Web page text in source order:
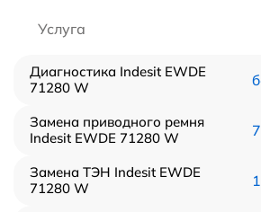
Услуга
Диагностика Indesit EWDE
71280 W
Замена приводного ремня
Indesit EWDE 71280 W
Замена ТЭН Indesit EWDE
71280 W